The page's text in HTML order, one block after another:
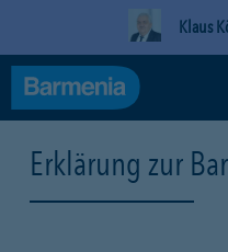
Klaus
Erklärung zur